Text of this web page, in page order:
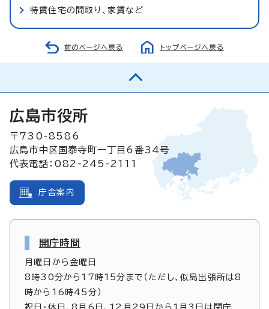
特賃住宅の間取り、家賃など
前のページへ戻る トップページへ戻る
広島市役所
〒730-8586
広島市中区国泰寺町一丁目6番34号
代表電話：082-245-2111
庁舎案内
開庁時間
月曜日から金曜日
8時30分から17時15分まで（ただし、似島出張所は8
時から16時45分）
祝日・休日、8月6日、12月29日から1月3日は閉庁